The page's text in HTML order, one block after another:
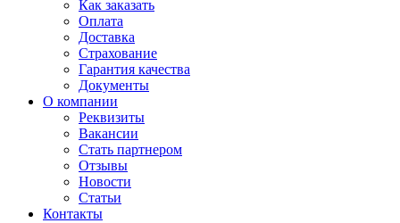
Как заказать
Оплата
Доставка
Страхование
Гарантия качества
Документы
О компании
Реквизиты
Вакансии
Стать партнером
Отзывы
Новости
Статьи
Контакты